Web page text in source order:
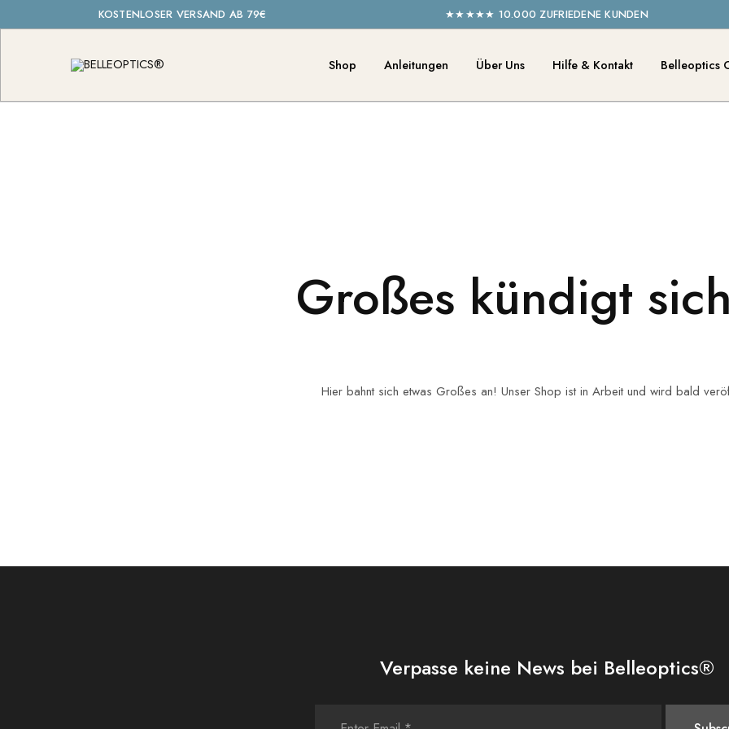
KOSTENLOSER VERSAND AB 79€ ★★★★★ 10.000 ZUFRIEDENE KUNDEN
BELLEOPTICS®
See
clear
Shop Anleitungen Über Uns Hilfe & Kontakt Belleoptics
Großes kündigt
Hier bahnt sich etwas Großes an! Unser Shop ist in Arbeit und wird bald
Verpasse keine News bei Belleoptics®